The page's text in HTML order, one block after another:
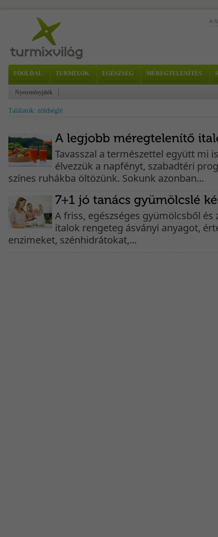
A
FŐOLDAL TURMIXOK EGÉSZSÉG MÉREGTELENÍTÉS
Nyereményjáték
Találatok: zöldséglé
Tavasszal a természettel együtt mi
élvezzük a napfényt, szabadtéri
színes ruhákba öltözünk. Sokunk azonban...
A friss, egészséges gyümölcsből és
italok rengeteg ásványi anyagot,
enzimeket, szénhidrátokat,...